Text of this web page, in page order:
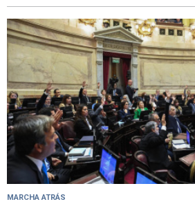
MARCHA ATRÁS